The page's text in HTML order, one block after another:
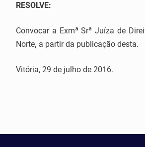
RESOLVE:
Convocar a Exmª Srª Juíza de
Norte, a partir da publicação desta.
Vitória, 29 de julho de 2016.